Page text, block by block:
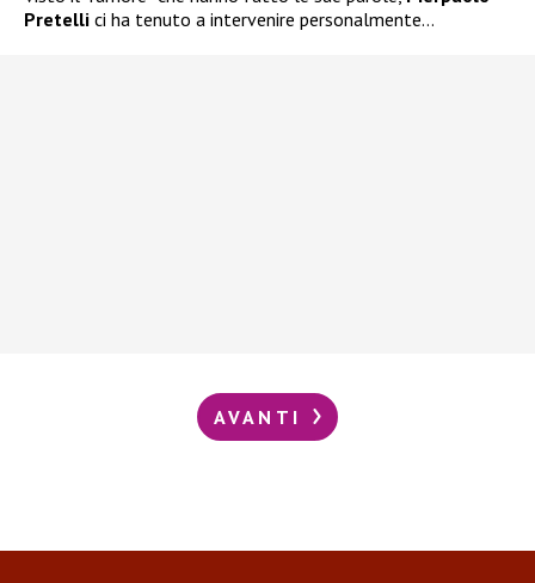
Pretelli ci ha tenuto a intervenire personalmente…
AVANTI